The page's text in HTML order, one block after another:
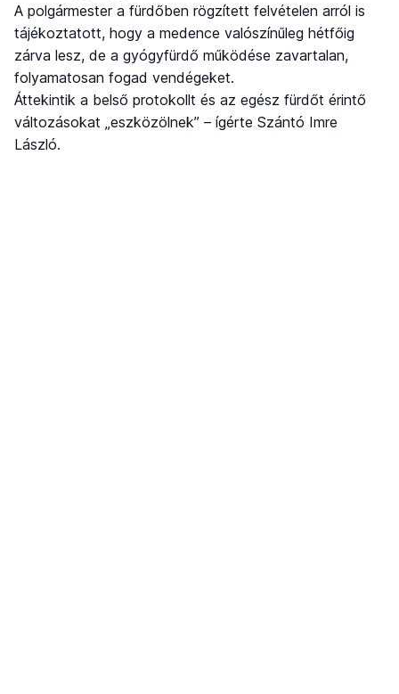
A polgármester a fürdőben rögzített felvételen arról is
tájékoztatott, hogy a medence valószínűleg hétfőig
zárva lesz, de a gyógyfürdő működése zavartalan,
folyamatosan fogad vendégeket.
Áttekintik a belső protokollt és az egész fürdőt érintő
változásokat „eszközölnek” – ígérte Szántó Imre
László.